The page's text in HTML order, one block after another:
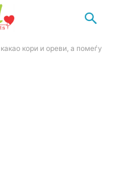
кори и ореви, а помеѓу